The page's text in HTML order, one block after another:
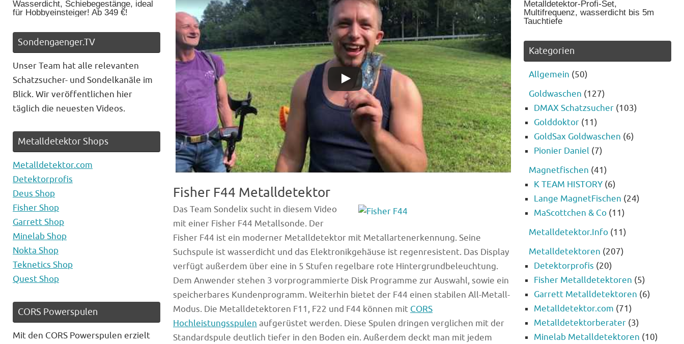
Fisher F44 Metalldetektor
Das Team Sondelix sucht in diesem Video
mit einer Fisher F44 Metallsonde. Der
Fisher F44 ist ein moderner Metalldetektor mit Metallartenerkennung. Seine
Suchspule ist wasserdicht und das Elektronikgehäuse ist regenresistent. Das Display
verfügt außerdem über eine in 5 Stufen regelbare rote Hintergrundbeleuchtung.
Dem Anwender stehen 3 vorprogrammierte Disk Programme zur Auswahl, sowie ein
speicherbares Kundenprogramm. Weiterhin bietet der F44 einen stabilen All-Metall-
Modus. Die Metalldetektoren F11, F22 und F44 können mit CORS
Hochleistungsspulen aufgerüstet werden. Diese Spulen dringen verglichen mit der
Standardspule deutlich tiefer in den Boden ein. Außerdem deckt man mit jedem
Wasserdicht, Schiebegestänge, ideal
für Hobbyeinsteiger! Ab 349 €!
Sondengaenger.TV
Unser Team hat alle relevanten
Schatzsucher- und Sondelkanäle im
Blick. Wir veröffentlichen hier
täglich die neuesten Videos.
Metalldetektor Shops
Metalldetektor.com
Detektorprofis
Deus Shop
Fisher Shop
Garrett Shop
Minelab Shop
Nokta Shop
Teknetics Shop
Quest Shop
CORS Powerspulen
Mit den CORS Powerspulen erzielt
Metalldetektor-Profi-Set,
Multifrequenz, wasserdicht bis 5m
Tauchtiefe
Kategorien
Allgemein (50)
Goldwaschen (127)
DMAX Schatzsucher (103)
Golddoktor (11)
GoldSax Goldwaschen (6)
Pionier Daniel (7)
Magnetfischen (41)
K TEAM HISTORY (6)
Lange MagnetFischen (24)
MaScottchen & Co (11)
Metalldetektor.Info (11)
Metalldetektoren (207)
Detektorprofis (20)
Fisher Metalldetektoren (5)
Garrett Metalldetektoren (6)
Metalldetektor.com (71)
Metalldetektorberater (3)
Minelab Metalldetektoren (10)